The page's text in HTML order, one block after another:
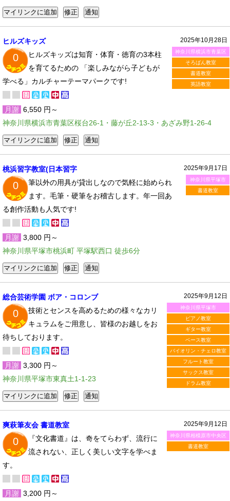
2025年10月28日
神奈川県横浜市青葉区
そろばん教室
書道教室
英語教室
ヒルズキッズ
0
ヒルズキッズは知育・体育・徳育の3本柱
を育てるための 「楽しみながら子どもが
学べる」カルチャーテーマパークです!
月謝 6,550 円～
神奈川県横浜市青葉区桜台26-1・藤が丘2-13-3・あざみ野1-26-4
2025年9月17日
神奈川県平塚市
書道教室
桃浜習字教室(日本習字
0
筆以外の用具が貸出しなので気軽に始められ
ます。毛筆・硬筆をお稽古します。年一回あ
る創作活動も人気です!
月謝 3,800 円～
神奈川県平塚市桃浜町 平塚駅西口 徒歩6分
2025年9月12日
神奈川県平塚市
ピアノ教室
ギター教室
ベース教室
バイオリン・チェロ教室
フルート教室
サックス教室
ドラム教室
総合芸術学園 ボア・コロンブ
0
技術とセンスを高めるための様々なカリ
キュラムをご用意し、皆様のお越しをお
待ちしております。
月謝 3,300 円～
神奈川県平塚市東真土1-1-23
2025年9月12日
神奈川県相模原市中央区
書道教室
爽萩筆友会 書道教室
0
『文化書道』は、奇をてらわず、流行に
流されない、正しく美しい文字を学べま
す。
月謝 3,200 円～